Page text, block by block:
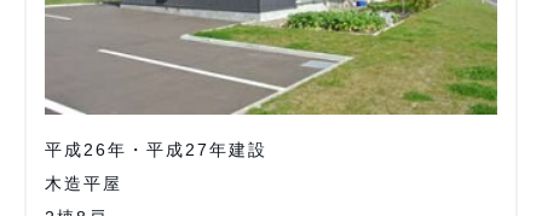
平成26年・平成27年建設
木造平屋